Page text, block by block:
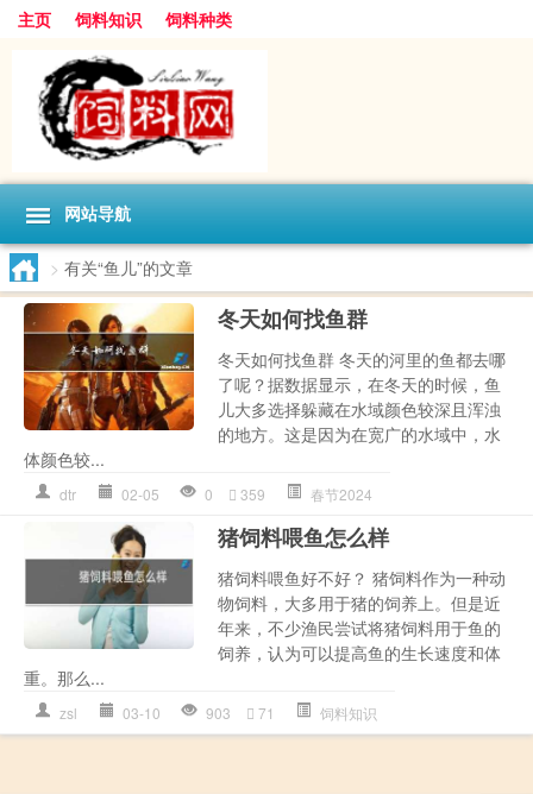
主页 饲料知识 饲料种类
网站导航
> 有关“鱼儿”的文章
冬天如何找鱼群
冬天如何找鱼群 冬天的河里的鱼都去哪
了呢？据数据显示，在冬天的时候，鱼
儿大多选择躲藏在水域颜色较深且浑浊
的地方。这是因为在宽广的水域中，水
体颜色较...
dtr 02-05 0 359 春节2024
猪饲料喂鱼怎么样
猪饲料喂鱼好不好？ 猪饲料作为一种动
物饲料，大多用于猪的饲养上。但是近
年来，不少渔民尝试将猪饲料用于鱼的
饲养，认为可以提高鱼的生长速度和体
重。那么...
zsl 03-10 903 71 饲料知识